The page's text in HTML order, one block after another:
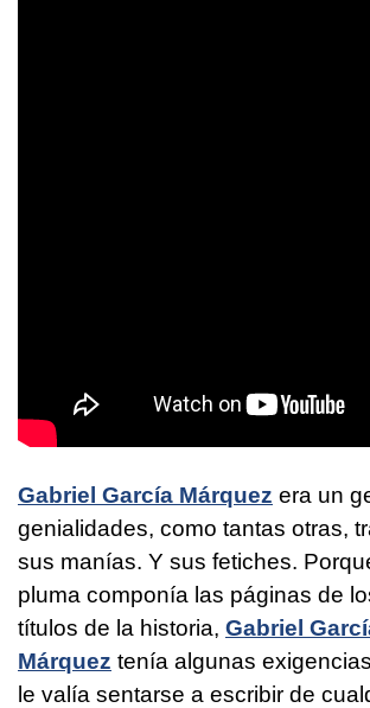
Gabriel García Márquez era un
genialidades, como tantas otras,
sus manías. Y sus fetiches.
pluma componía las páginas de
títulos de la historia, Gabriel
Márquez tenía algunas
le valía sentarse a escribir de